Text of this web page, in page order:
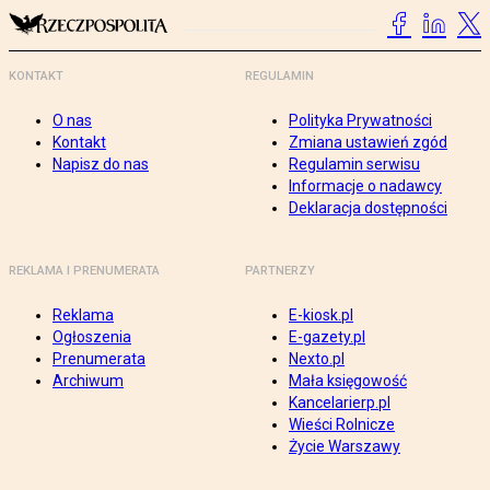
KONTAKT
O nas
Kontakt
Napisz do nas
REGULAMIN
Polityka Prywatności
Zmiana ustawień zgód
Regulamin serwisu
Informacje o nadawcy
Deklaracja dostępności
REKLAMA I PRENUMERATA
Reklama
Ogłoszenia
Prenumerata
Archiwum
PARTNERZY
E-kiosk.pl
E-gazety.pl
Nexto.pl
Mała księgowość
Kancelarierp.pl
Wieści Rolnicze
Życie Warszawy